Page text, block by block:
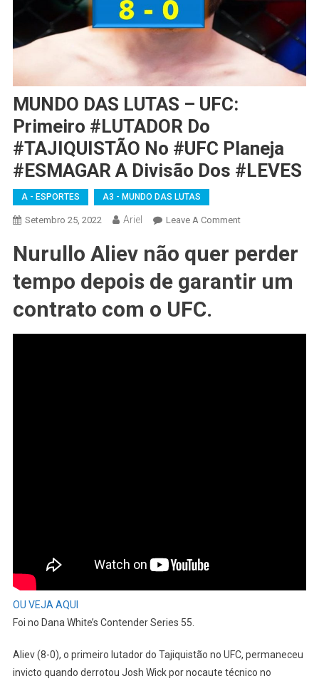
MUNDO DAS LUTAS – UFC:
Primeiro #LUTADOR Do
#TAJIQUISTÃO No #UFC Planeja
#ESMAGAR A Divisão Dos #LEVES
A - ESPORTES A3 - MUNDO DAS LUTAS
Setembro 25, 2022 Ariel Leave A CommentOn
DAS
–
#LUTADOR
Nurullo Aliev não quer perder
tempo depois de garantir um
contrato com o UFC.
OU VEJA AQUI
Foi no Dana White’s Contender Series 55.
Aliev (8-0), o primeiro lutador do Tajiquistão no UFC, permaneceu
invicto quando derrotou Josh Wick por nocaute técnico no